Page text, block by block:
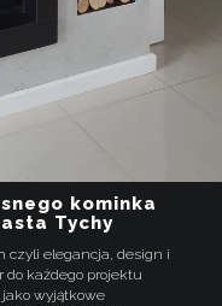
kominka
Tychy
czyli elegancja, design i
do każdego projektu
wyjątkowe